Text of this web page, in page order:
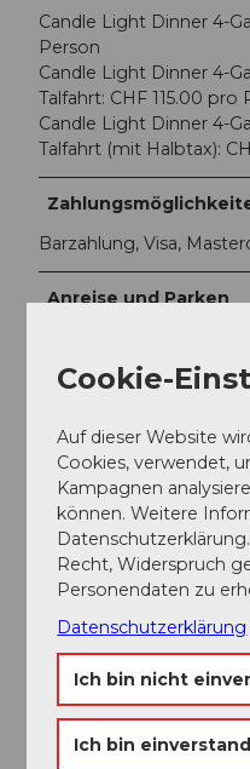
Candle Light Dinner 4-
Person
Candle Light Dinner 4-
Talfahrt: CHF 115.00 pro
Candle Light Dinner 4-
Talfahrt (mit Halbtax):
Barzahlung, Visa,
Anreise und Parken
Leistungen
GA, Saisonkarten
gültig
Das
Candle Light
geöffnet.
Ansprechpartner:in
Kontaktdaten
Cookie-
Auf dieser Website
Cookies, verwendet,
Kampagnen
können. Weitere
Recht, Widerspruch
Personendaten zu
Datenschutzerklärung
Ich bin nicht
Ich bin